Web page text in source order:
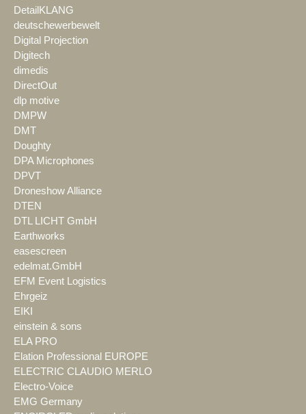
DetailKLANG
deutschewerbewelt
Digital Projection
Digitech
dimedis
DirectOut
dlp motive
DMPW
DMT
Doughty
DPA Microphones
DPVT
Droneshow Alliance
DTEN
DTL LICHT GmbH
Earthworks
easescreen
edelmat.GmbH
EFM Event Logistics
Ehrgeiz
EIKI
einstein & sons
ELA PRO
Elation Professional EUROPE
ELECTRIC CLAUDIO MERLO
Electro-Voice
EMG Germany